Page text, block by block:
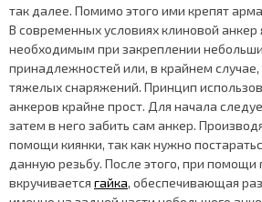
так далее. Помимо этого ими крепят
В современных условиях клиновой анкер
необходимым при закреплении
принадлежностей или, в крайнем
тяжелых снаряжений. Принцип
анкеров крайне прост. Для начала
затем в него забить сам анкер.
помощи киянки, так как нужно
данную резьбу. После этого, при помощи
вкручивается гайка, обеспечивающая